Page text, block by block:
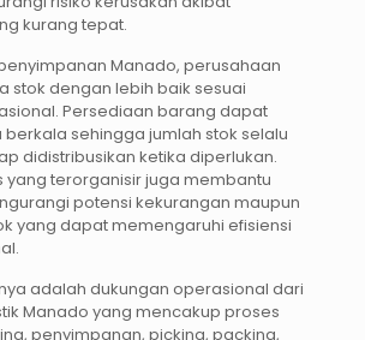
kurang tepat.
Manado, perusahaan
stok dengan lebih baik sesuai
Persediaan barang dapat
sehingga jumlah stok selalu
didistribusikan ketika diperlukan.
yang terorganisir juga membantu
potensi kekurangan maupun
yang dapat memengaruhi efisiensi
adalah dukungan operasional dari
Manado yang mencakup proses
penyimpanan, picking, packing,